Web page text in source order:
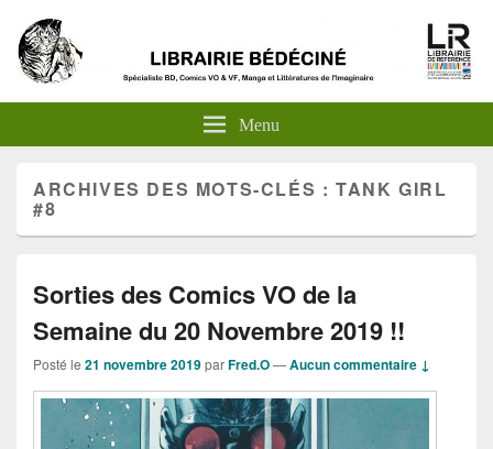
Menu
ARCHIVES DES MOTS-CLÉS :TANK GIRL
#8
Sorties des Comics VO de la
Semaine du 20 Novembre 2019 !!
Posté le 21 novembre 2019parFred.O—Aucun commentaire ↓